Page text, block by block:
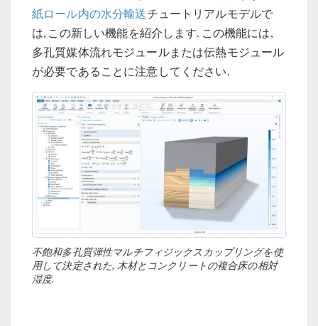
紙ロール内の水分輸送チュートリアルモデルで
は, この新しい機能を紹介します. この機能には,
多孔質媒体流れモジュールまたは伝熱モジュール
が必要であることに注意してください.
不飽和多孔質弾性マルチフィジックスカップリングを使
用して決定された, 木材とコンクリートの複合床の相対
湿度.